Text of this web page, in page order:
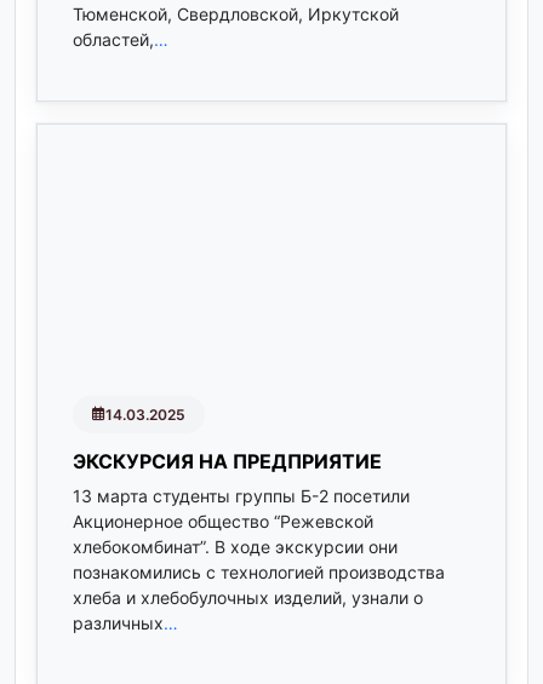
Тюменской, Свердловской, Иркутской
областей,…
14.03.2025
ЭКСКУРСИЯ НА ПРЕДПРИЯТИЕ
13 марта студенты группы Б-2 посетили
Акционерное общество “Режевской
хлебокомбинат”. В ходе экскурсии они
познакомились с технологией производства
хлеба и хлебобулочных изделий, узнали о
различных…